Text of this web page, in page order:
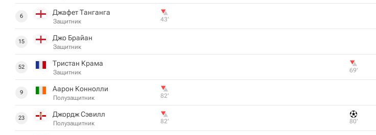
6 Джафет Танганга
Защитник 43‎’‎
15 Джо Брайан
Защитник
52 Тристан Крама
Защитник
9 Аарон Коннолли
Полузащитник 82‎’‎
23 Джордж Сэвилл
Полузащитник 82‎’‎
69‎’‎
80‎’‎